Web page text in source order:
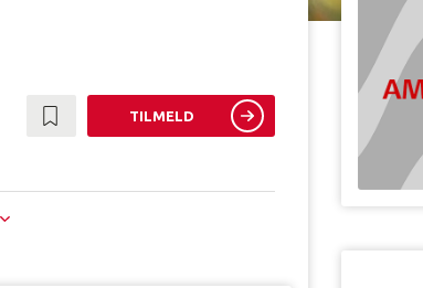
TILMELD